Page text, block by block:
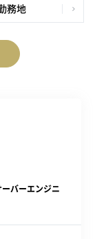
務地
バーエンジニ